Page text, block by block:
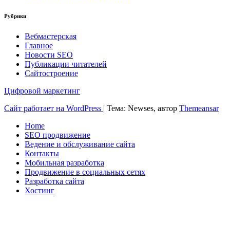
Рубрики
Вебмастерская
Главное
Новости SEO
Публикации читателей
Сайтостроение
Цифровой маркетинг
Сайт работает на WordPress | Тема: Newses, автор Themeansar
Home
SEO продвижение
Ведение и обслуживание сайта
Контакты
Мобильная разработка
Продвижение в социальных сетях
Разработка сайта
Хостинг